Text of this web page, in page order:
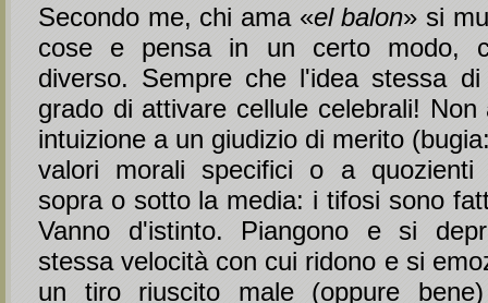
Secondo me, chi ama «el balon» si
cose e pensa in un certo modo,
diverso. Sempre che l'idea stessa
grado di attivare cellule celebrali!
intuizione a un giudizio di merito
valori morali specifici o a quozienti
sopra o sotto la media: i tifosi sono
Vanno d'istinto. Piangono e si
stessa velocità con cui ridono e si
un tiro riuscito male (oppure